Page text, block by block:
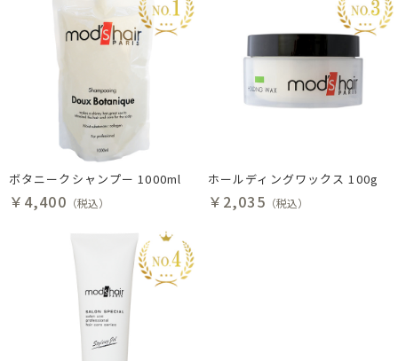
ボタニークシャンプー 1000ml
￥4,400 （税込）
ホールディングワックス 100g
￥2,035 （税込）